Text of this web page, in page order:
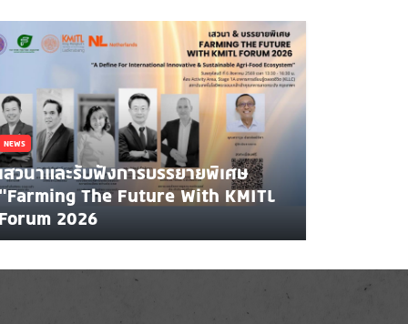
NEWS
สวนาและรับฟังการบรรยายพิเศษ
The Future With KMITL
2026